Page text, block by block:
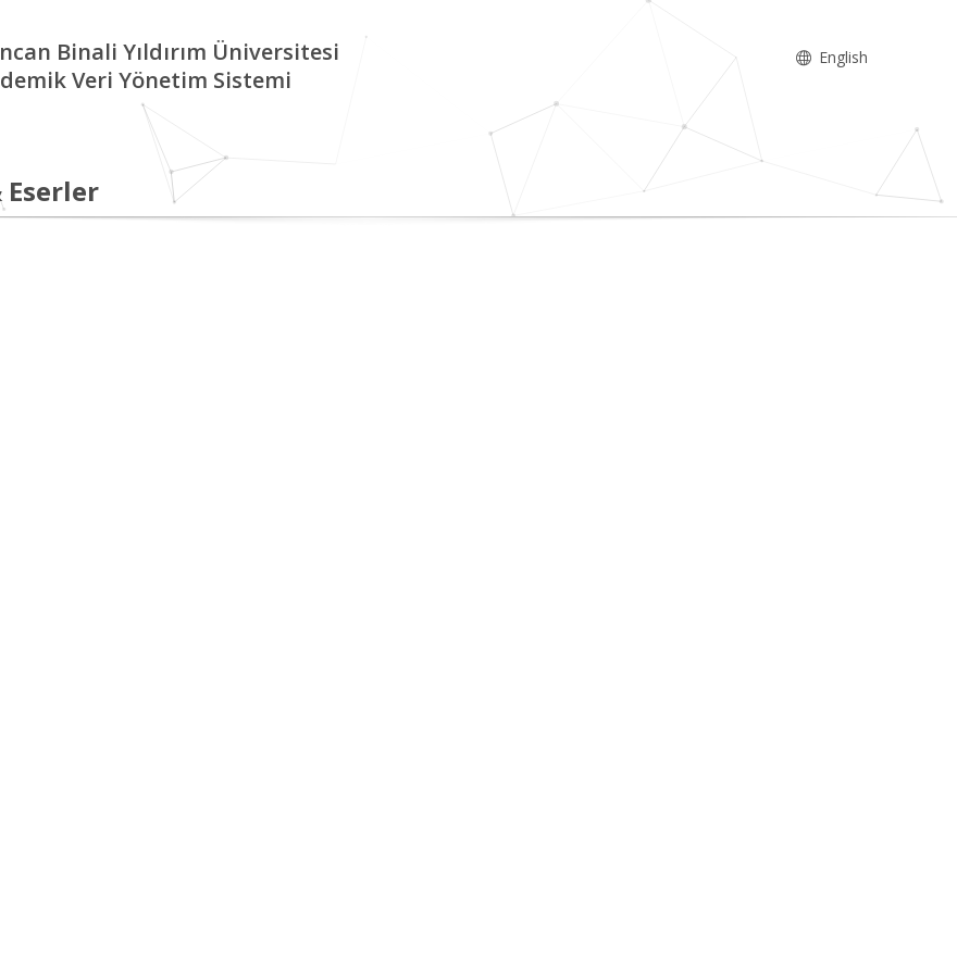
Binali Yıldırım Üniversitesi
Veri Yönetim Sistemi
English
Eserler